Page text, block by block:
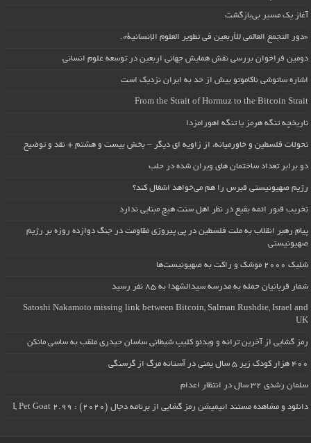
آغاز یک مسیر بی‌بازگشت
«دور التجمع العالمي للأربعين في تطوير العلوم الإنسانية».
دومین فراخوان بررسی نقش همایش جهانی اربعین در توسعه علوم انسانی
اشاره ساتوشی ناکاموتو بیش از حد به ایران نزدیک است
From the Strait of Hormuz to the Bitcoin Strait
تاریخچه تنگه هرمز یا تنگه اهورامزدا
تحولات فلسطین و خاورمیانه، از زاویه ای دیگر – بخش بیست و هشتم + نقد و توضیح
دو برابر تعداد ساختمان های ویران شده در حلب
رژیم صهیونیستی قبرس را هم می‌خواهد اشغال کند؟
تخریب قبور ائمه بقیع در نظر اهل سنت هیچ مبنایی ندارد
پیام رهبر انقلاب به ملت فلسطین در پی پیروزی مقاومت در جنگ دوازده روزه بر رژیم
صهیونیستی
شلیک ۲۰۰۰ موشک و راکت به صهیونیست‌ها
شمار قربانیان حمله به مدرسه سیدالشهدا به ۸۵ نفر رسید
Satoshi Nakamoto missing link between Bitcoin, Salman Rushdie, Israel and
UK
رمز گشایی از آخرین ترانه و ویدئو کلیپ شیطانی ساسان حیدری ملقب به ساسی مانکن
۴۰۰ هزار کودک زیر ۵ سال یمنی در آستانه مرگ از گرسنگی
سلمان رشدی ۳۲ سال در انتظار اعدام
دانلود و مشاهده مستند انیمیشن رمز گشایی از برنامه دجال (۲۰۲۰) : I, Pet Goat 2.99